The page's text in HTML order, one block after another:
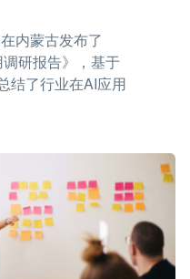
内蒙古发布了
调研报告》，基于
结了行业在AI应用